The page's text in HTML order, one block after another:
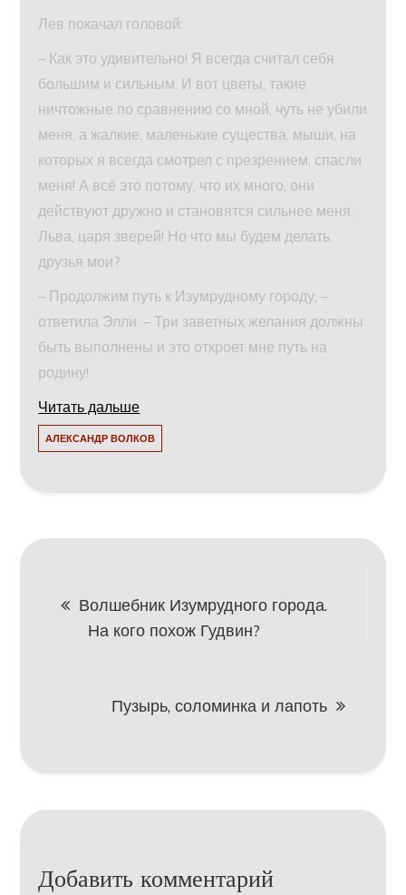
Лев покачал головой:
– Как это удивительно! Я всегда считал себя
большим и сильным. И вот цветы, такие
ничтожные по сравнению со мной, чуть не убили
меня, а жалкие, маленькие существа, мыши, на
которых я всегда смотрел с презрением, спасли
меня! А всё это потому, что их много, они
действуют дружно и становятся сильнее меня,
Льва, царя зверей! Но что мы будем делать,
друзья мои?
– Продолжим путь к Изумрудному городу, –
ответила Элли. – Три заветных желания должны
быть выполнены и это откроет мне путь на
родину!
Читать дальше
АЛЕКСАНДР ВОЛКОВ
Навигация
записям
Волшебник Изумрудного города.
На кого похож Гудвин?
Пузырь, соломинка и лапоть
Добавить комментарий